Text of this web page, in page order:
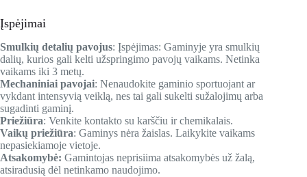
Įspėjimai
Smulkių detalių pavojus: Įspėjimas: Gaminyje yra smulkių
dalių, kurios gali kelti užspringimo pavojų vaikams. Netinka
vaikams iki 3 metų.
Mechaniniai pavojai: Nenaudokite gaminio sportuojant ar
vykdant intensyvią veiklą, nes tai gali sukelti sužalojimų arba
sugadinti gaminį.
Priežiūra: Venkite kontakto su karščiu ir chemikalais.
Vaikų priežiūra: Gaminys nėra žaislas. Laikykite vaikams
nepasiekiamoje vietoje.
Atsakomybė: Gamintojas neprisiima atsakomybės už žalą,
atsiradusią dėl netinkamo naudojimo.